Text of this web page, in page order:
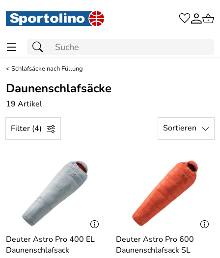
<Schlafsäcke nach Füllung
Daunenschlafsäcke
19 Artikel
Filter (4) Sortieren
Deuter Astro Pro 400 EL
Daunenschlafsack
Deuter Astro Pro 600
Daunenschlafsack SL